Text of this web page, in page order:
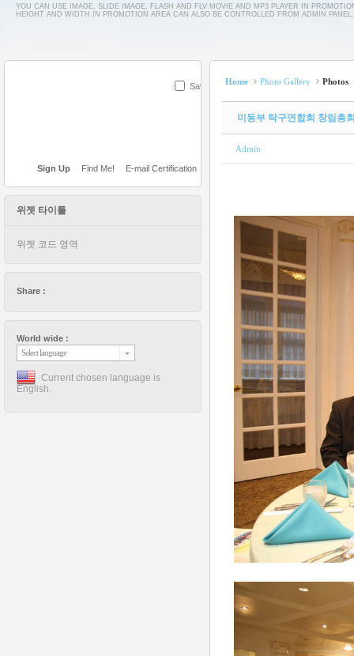
YOU CAN USE IMAGE, SLIDE IMAGE, FLASH AND FLV MOVIE AND MP3 PLAYER IN
HEIGHT AND WIDTH IN PROMOTION AREA CAN ALSO BE CONTROLLED FROM ADMIN PANEL.
Save
Sign Up Find Me! E-mail Certification
위젯 타이틀
위젯 코드 영역
Share :
World wide :
Select language
Current chosen language is
English.
Home Photo Gallery Photos
미동부 탁구연합회 창립총
Admin